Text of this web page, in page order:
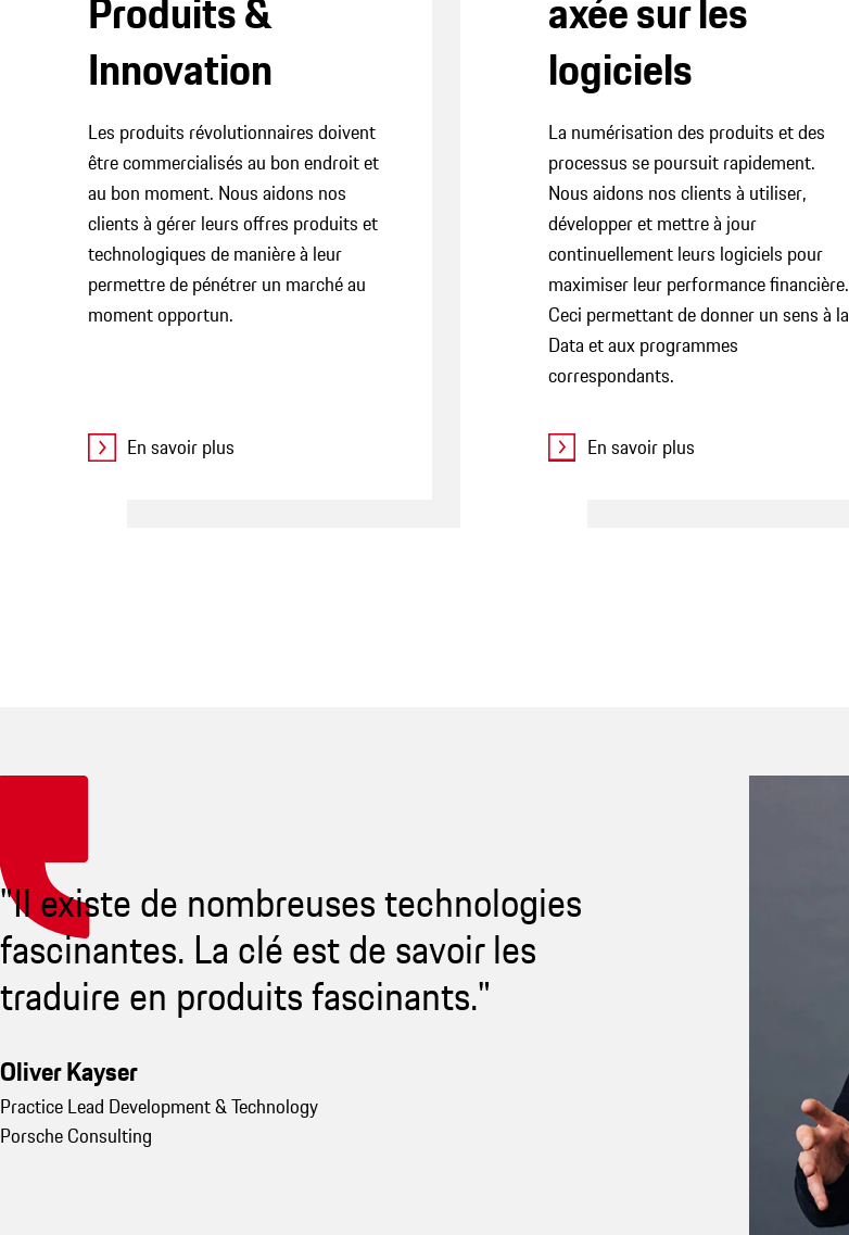
Innovation
Les produits révolutionnaires doivent
être commercialisés au bon endroit et
au bon moment. Nous aidons nos
clients à gérer leurs offres produits et
technologiques de manière à leur
permettre de pénétrer un marché au
moment opportun.
En savoir plus
logiciels
La numérisation des produits et des
processus se poursuit rapidement.
Nous aidons nos clients à utiliser,
développer et mettre à jour
continuellement leurs logiciels pour
maximiser leur performance financière.
Ceci permettant de donner un sens à la
Data et aux programmes
correspondants.
En savoir plus
"Il existe de nombreuses technologies
fascinantes. La clé est de savoir les
traduire en produits fascinants."
Oliver Kayser
Practice Lead Development & Technology
Porsche Consulting